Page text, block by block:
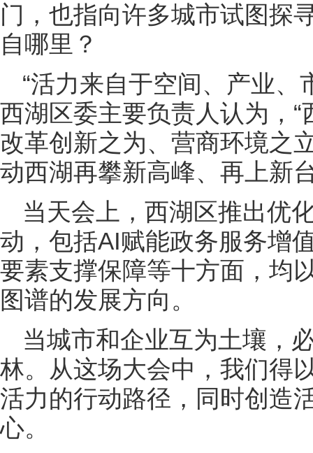
门，也指向许多城市试图探
自哪里？
“活力来自于空间、产业、
西湖区委主要负责人认为，
改革创新之为、营商环境之
动西湖再攀新高峰、再上新
当天会上，西湖区推出优
动，包括AI赋能政务服务增
要素支撑保障等十方面，均
图谱的发展方向。
当城市和企业互为土壤，
林。从这场大会中，我们得
活力的行动路径，同时创造
心。